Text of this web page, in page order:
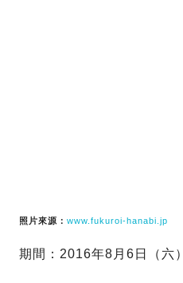
照片來源： www.fukuroi-hanabi.jp
期間：2016年8月6日（六）